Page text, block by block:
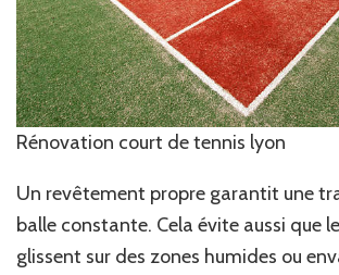
Rénovation court de tennis lyon
Un revêtement propre garantit une
balle constante. Cela évite aussi que
glissent sur des zones humides ou